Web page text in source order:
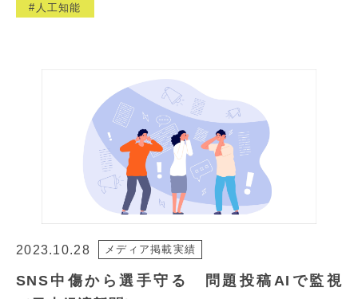
人工知能
2023.10.28 メディア掲載実績
SNS中傷から選手守る 問題投稿AIで監視